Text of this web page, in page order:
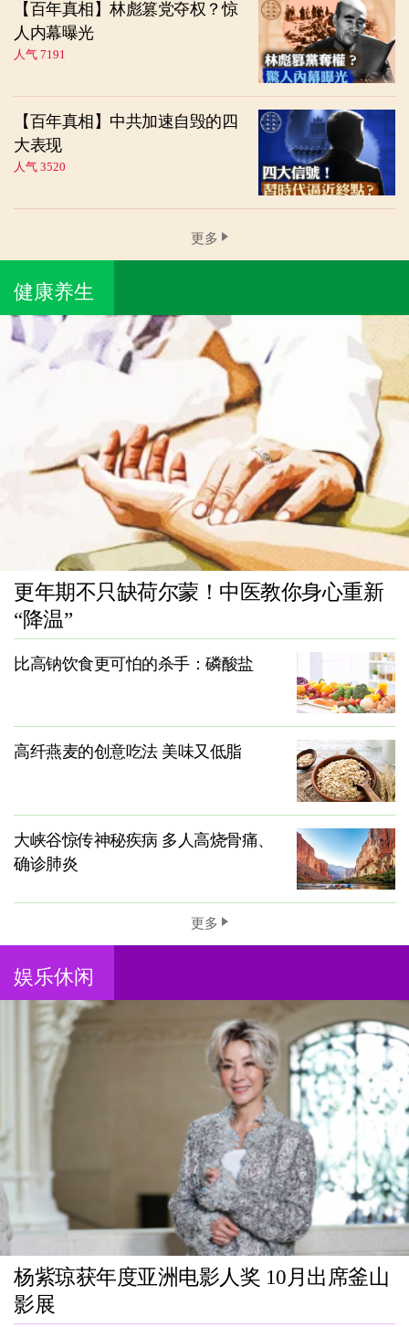
【百年真相】林彪篡党夺权？惊
人内幕曝光
人气 7191
【百年真相】中共加速自毁的四
大表现
人气 3520
更多
健康养生
更年期不只缺荷尔蒙！中医教你身心重新
“降温”
比高钠饮食更可怕的杀手：磷酸盐
高纤燕麦的创意吃法 美味又低脂
大峡谷惊传神秘疾病 多人高烧骨痛、
确诊肺炎
更多
娱乐休闲
杨紫琼获年度亚洲电影人奖 10月出席釜山
影展